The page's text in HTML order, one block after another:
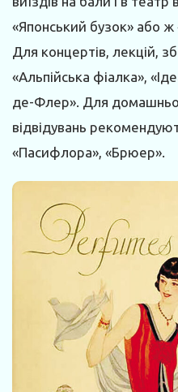
«Японський бузок» або ж
Для концертів, лекцій,
«Альпійська фіалка»,
де-Флер». Для
відвідувань
«Пасифлора», «Брюер».